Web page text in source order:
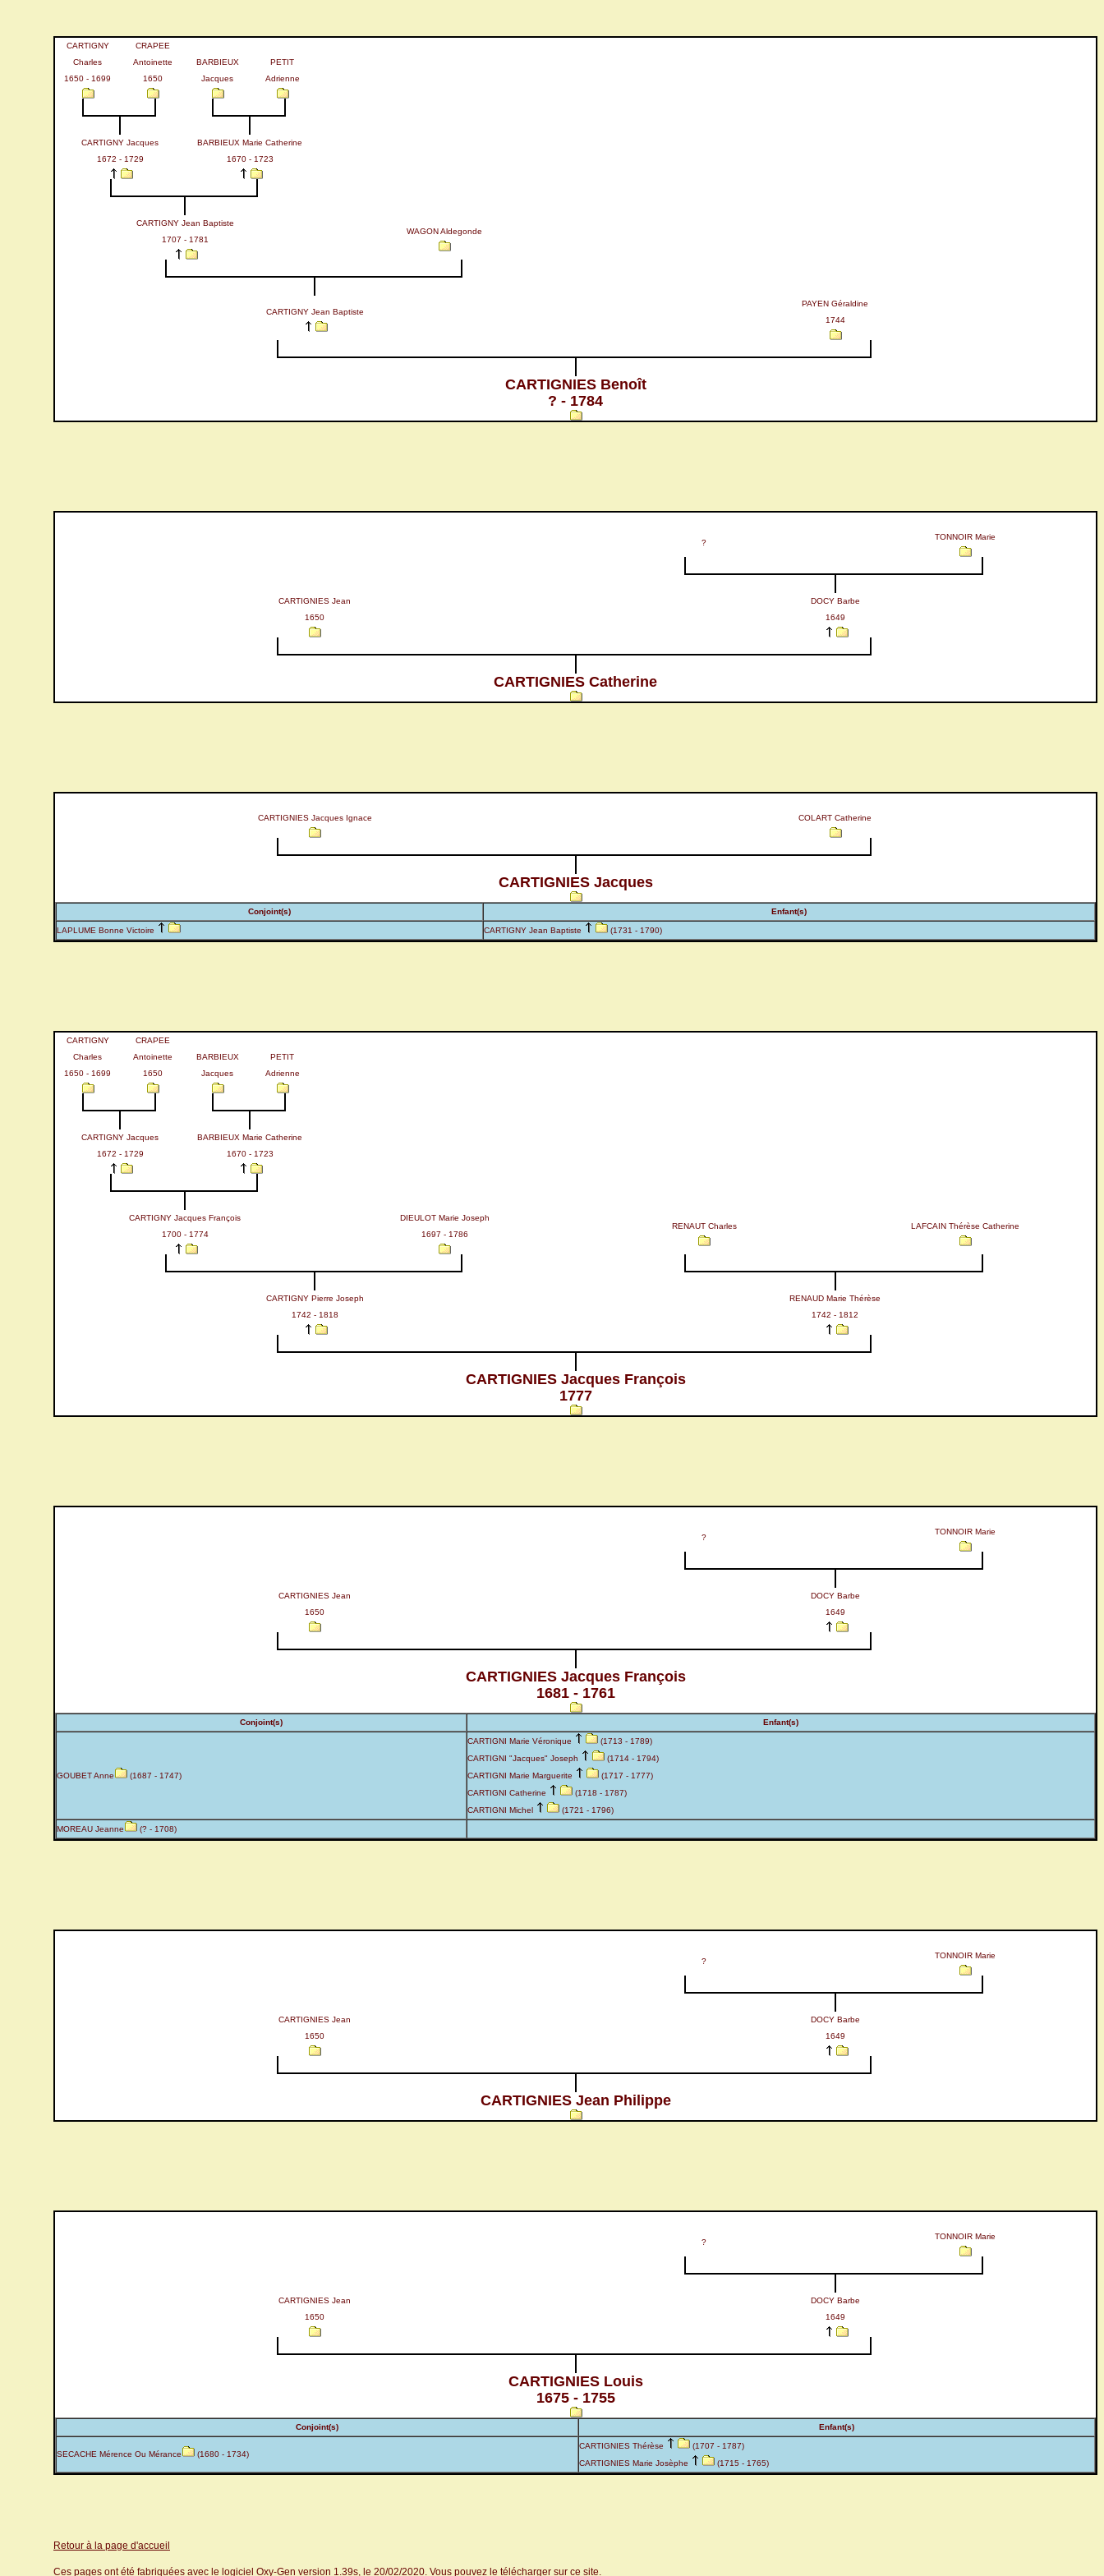
CARTIGNY
Charles
1650 - 1699
CRAPEE
Antoinette
1650
BARBIEUX
Jacques
PETIT
Adrienne
CARTIGNY Jacques
1672 - 1729
BARBIEUX Marie Catherine
1670 - 1723
CARTIGNY Jean Baptiste
1707 - 1781
WAGON Aldegonde
CARTIGNY Jean Baptiste
PAYEN Géraldine
1744
CARTIGNIES Benoît
? - 1784
?
TONNOIR Marie
CARTIGNIES Jean
1650
DOCY Barbe
1649
CARTIGNIES Catherine
CARTIGNIES Jacques Ignace COLART Catherine
CARTIGNIES Jacques
Conjoint(s) Enfant(s)
LAPLUME Bonne Victoire CARTIGNY Jean Baptiste (1731 - 1790)
CARTIGNY
Charles
1650 - 1699
CRAPEE
Antoinette
1650
BARBIEUX
Jacques
PETIT
Adrienne
CARTIGNY Jacques
1672 - 1729
BARBIEUX Marie Catherine
1670 - 1723
CARTIGNY Jacques François
1700 - 1774
DIEULOT Marie Joseph
1697 - 1786
RENAUT Charles LAFCAIN Thérèse Catherine
CARTIGNY Pierre Joseph
1742 - 1818
RENAUD Marie Thérèse
1742 - 1812
CARTIGNIES Jacques François
1777
?
TONNOIR Marie
CARTIGNIES Jean
1650
DOCY Barbe
1649
CARTIGNIES Jacques François
1681 - 1761
Conjoint(s) Enfant(s)
GOUBET Anne (1687 - 1747)
CARTIGNI Marie Véronique
(1713 - 1789)
CARTIGNI "Jacques" Joseph
(1714 - 1794)
CARTIGNI Marie Marguerite
(1717 - 1777)
CARTIGNI Catherine
(1718 - 1787)
CARTIGNI Michel
(1721 - 1796)
MOREAU Jeanne (? - 1708)
?
TONNOIR Marie
CARTIGNIES Jean
1650
DOCY Barbe
1649
CARTIGNIES Jean Philippe
?
TONNOIR Marie
CARTIGNIES Jean
1650
DOCY Barbe
1649
CARTIGNIES Louis
1675 - 1755
Conjoint(s) Enfant(s)
SECACHE Mérence Ou Mérance (1680 - 1734)
CARTIGNIES Thérèse
(1707 - 1787)
CARTIGNIES Marie Josèphe
(1715 - 1765)
Retour à la page d'accueil
Ces pages ont été fabriquées avec le logiciel Oxy-Gen version 1.39s, le 20/02/2020. Vous pouvez le télécharger sur ce site.